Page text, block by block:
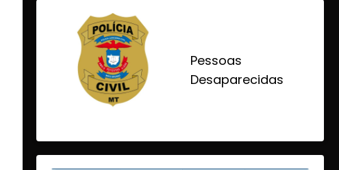
Pessoas
Desaparecidas